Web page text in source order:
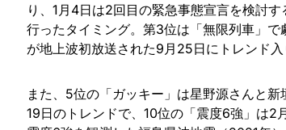
り、1月4日は2回目の緊急事態宣言を検討
行ったタイミング。第3位は「無限列車」
が地上波初放送された9月25日にトレンド入
また、5位の「ガッキー」は星野源さんと
19日のトレンドで、10位の「震度6強」は2